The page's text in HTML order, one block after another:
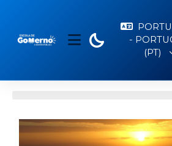
PAINEL LATERAL
-
‎(PT)‎